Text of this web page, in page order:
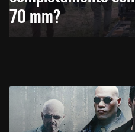
70 mm?